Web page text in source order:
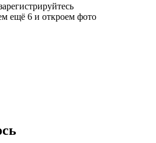
ещё 6 и откроем фото